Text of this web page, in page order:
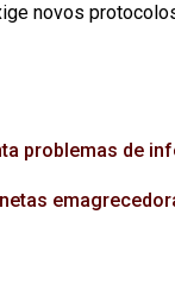
novos
problemas de